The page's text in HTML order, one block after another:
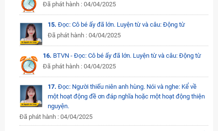
Đã phát hành : 04/04/2025
15. Đọc: Cô bé ấy đã lớn. Luyện từ và câu: Động từ
Đã phát hành : 04/04/2025
16. BTVN - Đọc: Cô bé ấy đã lớn. Luyện từ và câu: Động từ
Đã phát hành : 04/04/2025
17. Đọc: Người thiếu niên anh hùng. Nói và nghe: Kể về
một hoạt động đề ơn đáp nghĩa hoặc một hoạt động thiện
nguyện.
Đã phát hành : 04/04/2025